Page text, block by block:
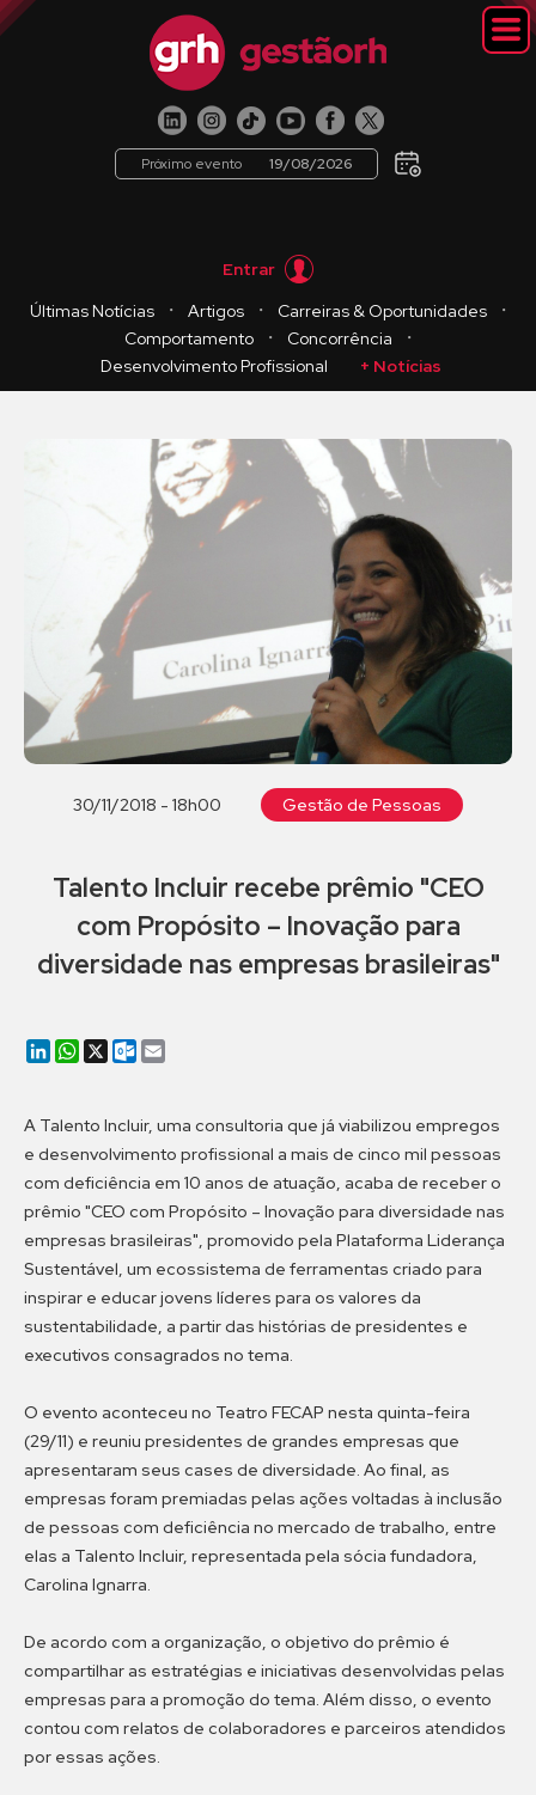
Próximo evento 19/08/2026
Entrar
Últimas Notícias
・ Artigos ・ Carreiras & Oportunidades
・
Comportamento
・ Concorrência
・
Desenvolvimento Profissional
+ Notícias
30/11/2018 - 18h00 Gestão de Pessoas
Talento Incluir recebe prêmio "CEO
com Propósito – Inovação para
diversidade nas empresas brasileiras"
LinkedIn
WhatsApp
X Outlook.com
A Talento Incluir, uma consultoria que já viabilizou empregos
e desenvolvimento profissional a mais de cinco mil pessoas
com deficiência em 10 anos de atuação, acaba de receber o
prêmio "CEO com Propósito – Inovação para diversidade nas
empresas brasileiras", promovido pela Plataforma Liderança
Sustentável, um ecossistema de ferramentas criado para
inspirar e educar jovens líderes para os valores da
sustentabilidade, a partir das histórias de presidentes e
executivos consagrados no tema.
O evento aconteceu no Teatro FECAP nesta quinta-feira
(29/11) e reuniu presidentes de grandes empresas que
apresentaram seus cases de diversidade. Ao final, as
empresas foram premiadas pelas ações voltadas à inclusão
de pessoas com deficiência no mercado de trabalho, entre
elas a Talento Incluir, representada pela sócia fundadora,
Carolina Ignarra.
De acordo com a organização, o objetivo do prêmio é
compartilhar as estratégias e iniciativas desenvolvidas pelas
empresas para a promoção do tema. Além disso, o evento
contou com relatos de colaboradores e parceiros atendidos
por essas ações.